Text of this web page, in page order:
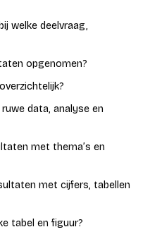
welke deelvraag,
opgenomen?
data, analyse en
met thema’s en
met cijfers, tabellen
tabel en figuur?